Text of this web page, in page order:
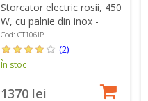
Storcator electric rosii, 450
W, cu palnie din inox -
Cibustek
Cod: CT106IP
(2)
În stoc
1370 lei